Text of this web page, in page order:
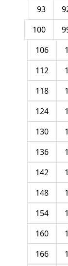
93
100
106
112
118
124
130
136
142
148
154
160
166